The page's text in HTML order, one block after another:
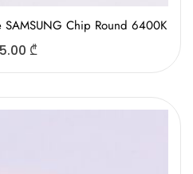
Chip Round 6400K
₾